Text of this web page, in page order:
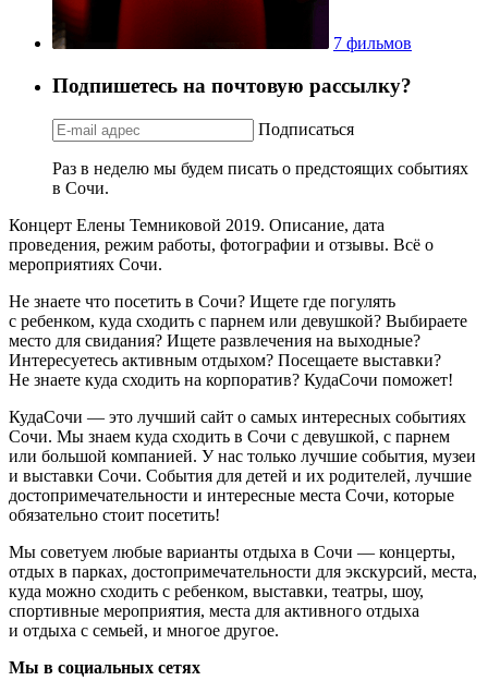
7 фильмов
Подпишетесь на почтовую рассылку?
Подписаться
Раз в неделю мы будем писать о предстоящих событиях
в Сочи.
Концерт Елены Темниковой 2019. Описание, дата
проведения, режим работы, фотографии и отзывы. Всё о
мероприятиях Сочи.
Не знаете что посетить в Сочи? Ищете где погулять
с ребенком, куда сходить с парнем или девушкой? Выбираете
место для свидания? Ищете развлечения на выходные?
Интересуетесь активным отдыхом? Посещаете выставки?
Не знаете куда сходить на корпоратив? КудаСочи поможет!
КудаСочи — это лучший сайт о самых интересных событиях
Сочи. Мы знаем куда сходить в Сочи с девушкой, с парнем
или большой компанией. У нас только лучшие события, музеи
и выставки Сочи. События для детей и их родителей, лучшие
достопримечательности и интересные места Сочи, которые
обязательно стоит посетить!
Мы советуем любые варианты отдыха в Сочи — концерты,
отдых в парках, достопримечательности для экскурсий, места,
куда можно сходить с ребенком, выставки, театры, шоу,
спортивные мероприятия, места для активного отдыха
и отдыха с семьей, и многое другое.
Мы в социальных сетях